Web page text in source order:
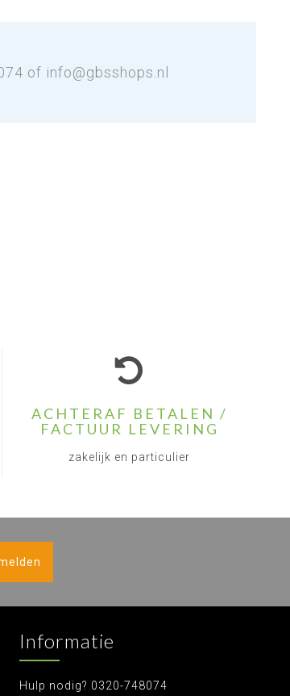
of info@gbsshops.nl
ACHTERAF BETALEN /
FACTUUR LEVERING
zakelijk en particulier
Informatie
Hulp nodig? 0320-748074